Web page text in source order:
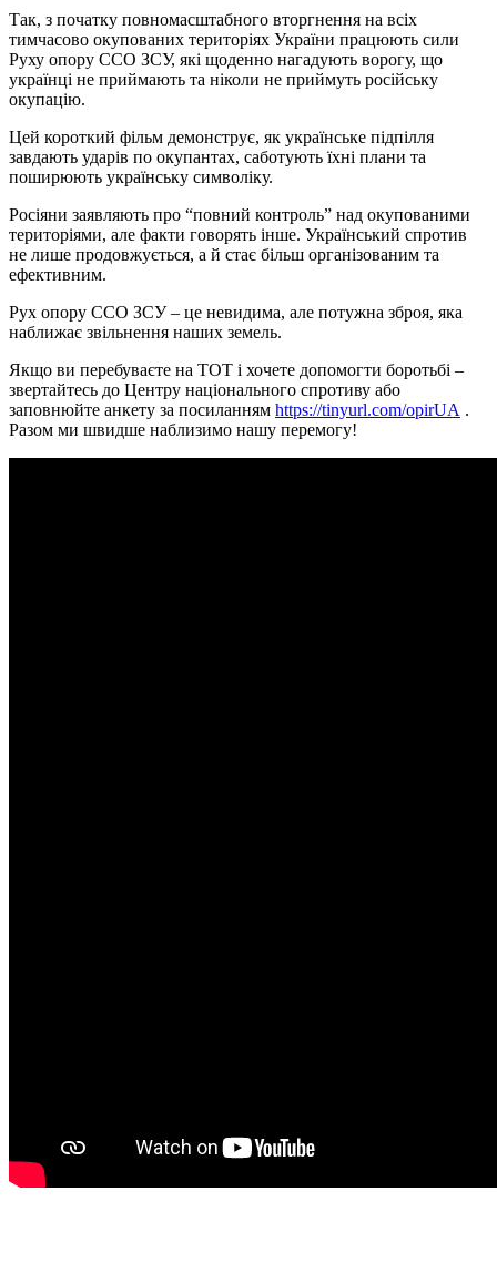
Так, з початку повномасштабного вторгнення на всіх
тимчасово окупованих територіях України працюють сили
Руху опору ССО ЗСУ, які щоденно нагадують ворогу, що
українці не приймають та ніколи не приймуть російську
окупацію.
Цей короткий фільм демонструє, як українське підпілля
завдають ударів по окупантах, саботують їхні плани та
поширюють українську символіку.
Росіяни заявляють про “повний контроль” над окупованими
територіями, але факти говорять інше. Український спротив
не лише продовжується, а й стає більш організованим та
ефективним.
Рух опору ССО ЗСУ – це невидима, але потужна зброя, яка
наближає звільнення наших земель.
Якщо ви перебуваєте на ТОТ і хочете допомогти боротьбі –
звертайтесь до Центру національного спротиву або
заповнюйте анкету за посиланням https://tinyurl.com/opirUA .
Разом ми швидше наблизимо нашу перемогу!